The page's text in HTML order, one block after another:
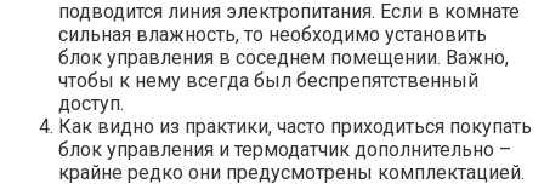
подводится линия электропитания. Если в комнате
сильная влажность, то необходимо установить
блок управления в соседнем помещении. Важно,
чтобы к нему всегда был беспрепятственный
доступ.
Как видно из практики, часто приходиться покупать
блок управления и термодатчик дополнительно –
крайне редко они предусмотрены комплектацией.